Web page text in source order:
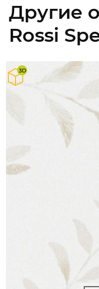
Другие
Rossi